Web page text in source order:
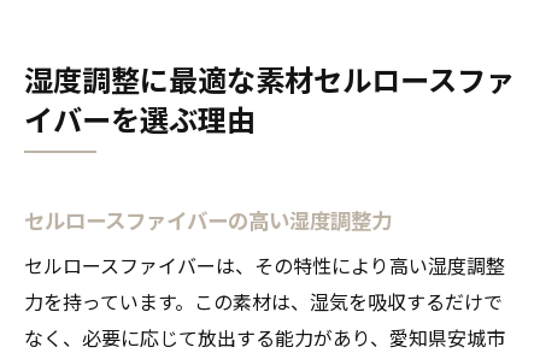
湿度調整に最適な素材セルロースファ
イバーを選ぶ理由
セルロースファイバーの高い湿度調整力
セルロースファイバーは、その特性により高い湿度調整
力を持っています。この素材は、湿気を吸収するだけで
なく、必要に応じて放出する能力があり、愛知県安城市